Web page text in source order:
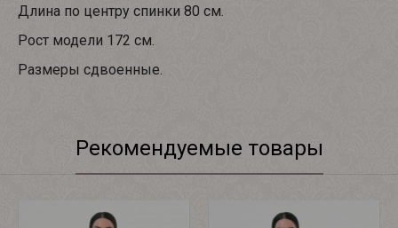
Длина по центру спинки 80 см.
Рост модели 172 см.
Размеры сдвоенные.
Рекомендуемые товары